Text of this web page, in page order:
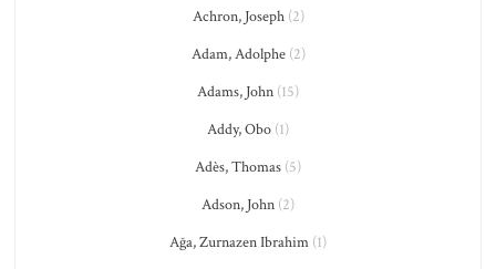
Achron, Joseph(2)
Adam, Adolphe(2)
Adams, John (15)
Addy, Obo (1)
Adès, Thomas (5)
Adson, John (2)
Ağa, Zurnazen Ibrahim (1)